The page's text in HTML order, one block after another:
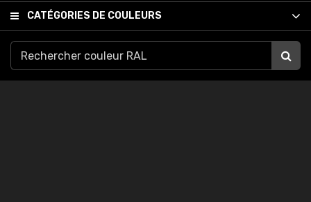
CATÉGORIES DE COULEURS